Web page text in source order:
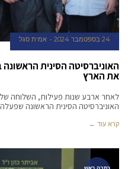
24 בספטמבר 2024 אמית סגל
האוניברסיטה הסינית
את הארץ
האוניברסיטה הסינית הראשונה
קרא עוד ←
כתבה ראש